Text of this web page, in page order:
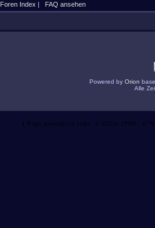
Foren Index | FAQ ansehen
Powered by Orion
Alle
[ Page generation time: 0.0223s (PHP: